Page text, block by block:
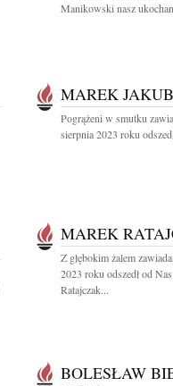
Manikowski nasz
MAREK
Pogrążeni w smutku
sierpnia 2023 roku
MAREK
Z głębokim żalem
2023 roku odszedł od
Ratajczak...
BOLESŁAW